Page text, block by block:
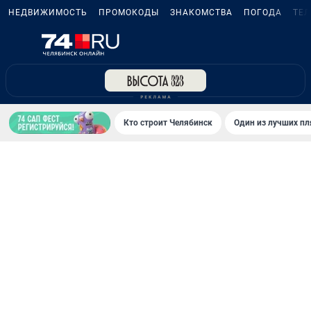
НЕДВИЖИМОСТЬ ПРОМОКОДЫ ЗНАКОМСТВА ПОГОДА
Кто строит Челябинск Один из лучших